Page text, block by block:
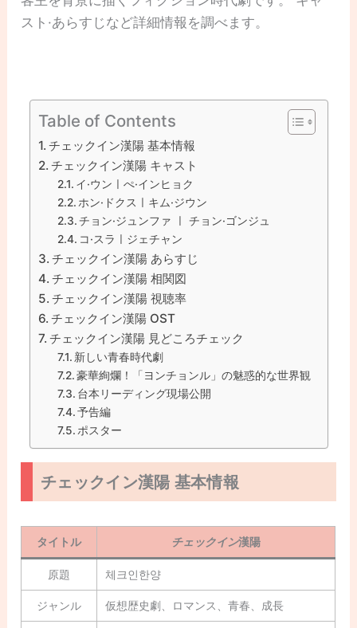
スト·あらすじなど詳細情報を調べます。
Table of Contents
チェックイン漢陽 基本情報
チェックイン漢陽 キャスト
イ·ウンㅣぺ·インヒョク
ホン·ドクスㅣキム·ジウン
チョン·ジュンファ ㅣ チョン·ゴンジュ
コ·スラㅣジェチャン
チェックイン漢陽 あらすじ
チェックイン漢陽 相関図
チェックイン漢陽 視聴率
チェックイン漢陽 OST
チェックイン漢陽 見どころチェック
新しい青春時代劇
豪華絢爛！「ヨンチョンル」の魅惑的な世界観
台本リーディング現場公開
予告編
ポスター
チェックイン漢陽 基本情報
タイトル チェックイン漢陽
原題 체크인한양
ジャンル 仮想歴史劇、ロマンス、青春、成長